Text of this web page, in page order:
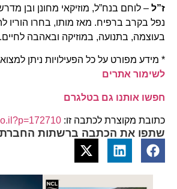
ז”ל – לוחם בנח”ל, מוזיקאי מחונן ובן
נפל בקרב ברפיח. מאז מותו, בחרו הוריו
בעוצמה, בתנועה, במוזיקה ובאהבה
* מידע מפורט על כל הפעילויות ניתן
לשימור אתרים
חפשו אותנו גם בטלגרם
כתובת מקוצרת לכתבה זו:
שתפו את הכתבה ברשתות